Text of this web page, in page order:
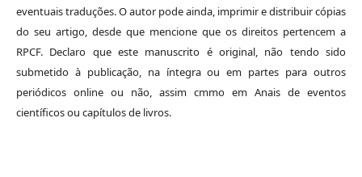
eventuais traduções. O autor pode ainda, imprimir e distribuir cópias
do seu artigo, desde que mencione que os direitos pertencem a
RPCF. Declaro que este manuscrito é original, não tendo sido
submetido à publicação, na íntegra ou em partes para outros
periódicos online ou não, assim cmmo em Anais de eventos
científicos ou capítulos de livros.